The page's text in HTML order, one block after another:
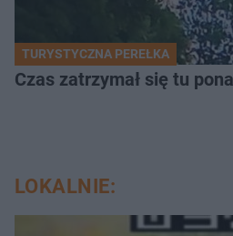
TURYSTYCZNA PEREŁKA
Czas zatrzymał się tu
LOKALNIE: